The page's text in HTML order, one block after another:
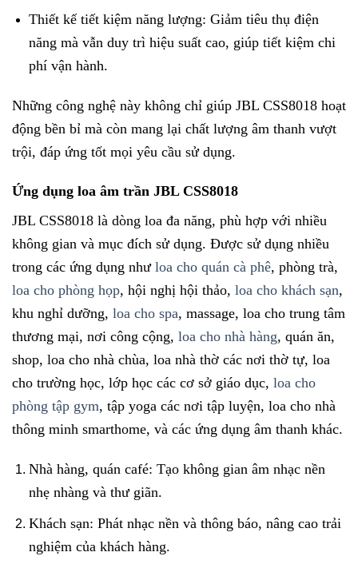
Thiết kế tiết kiệm năng lượng: Giảm tiêu thụ điện
năng mà vẫn duy trì hiệu suất cao, giúp tiết kiệm chi
phí vận hành.
Những công nghệ này không chỉ giúp JBL CSS8018 hoạt
động bền bỉ mà còn mang lại chất lượng âm thanh vượt
trội, đáp ứng tốt mọi yêu cầu sử dụng.
Ứng dụng loa âm trần JBL CSS8018
JBL CSS8018 là dòng loa đa năng, phù hợp với nhiều
không gian và mục đích sử dụng. Được sử dụng nhiều
trong các ứng dụng như loa cho quán cà phê, phòng trà,
loa cho phòng họp, hội nghị hội thảo, loa cho khách sạn,
khu nghỉ dưỡng, loa cho spa, massage, loa cho trung tâm
thương mại, nơi công cộng, loa cho nhà hàng, quán ăn,
shop, loa cho nhà chùa, loa nhà thờ các nơi thờ tự, loa
cho trường học, lớp học các cơ sở giáo dục, loa cho
phòng tập gym, tập yoga các nơi tập luyện, loa cho nhà
thông minh smarthome, và các ứng dụng âm thanh khác.
Nhà hàng, quán café: Tạo không gian âm nhạc nền
nhẹ nhàng và thư giãn.
Khách sạn: Phát nhạc nền và thông báo, nâng cao trải
nghiệm của khách hàng.